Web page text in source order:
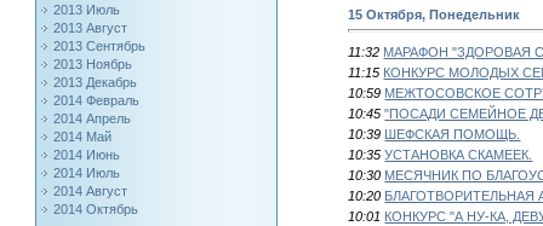
2013 Июль
2013 Август
2013 Сентябрь
2013 Ноябрь
2013 Декабрь
2014 Февраль
2014 Апрель
2014 Май
2014 Июнь
2014 Июль
2014 Август
2014 Октябрь
15 Октября, Понедельник
11:32 МАРАФОН "ЗДОРОВАЯ
11:15 КОНКУРС МОЛОДЫХ
10:59 МЕЖТОСОВСКОЕ
10:45 "ПОСАДИ СЕМЕЙНОЕ
10:39
ШЕФСКАЯ ПОМОЩЬ.
10:35 УСТАНОВКА СКАМЕЕК.
10:30 МЕСЯЧНИК ПО
10:20 БЛАГОТВОРИТЕЛЬНАЯ
10:01 КОНКУРС "А НУ-КА,